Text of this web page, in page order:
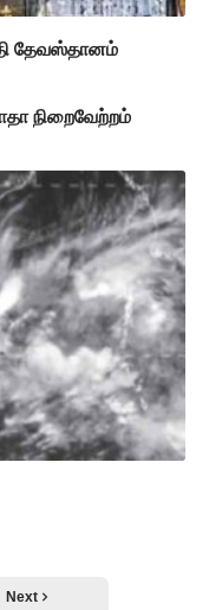
தேவஸ்தானம்
நிறைவேற்றம்
Next